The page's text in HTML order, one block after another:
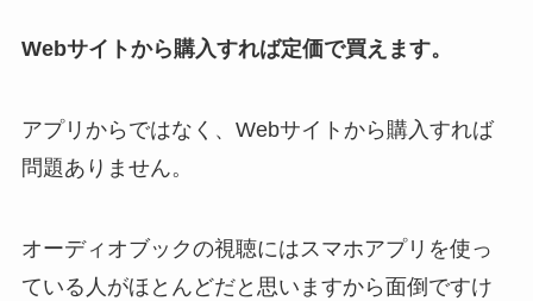
Webサイトから購入すれば定価で買えます。
アプリからではなく、Webサイトから購入すれば
問題ありません。
オーディオブックの視聴にはスマホアプリを使っ
ている人がほとんどだと思いますから面倒ですけ